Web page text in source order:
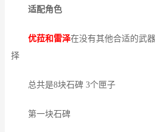
适配角色
优菈和雷泽在没有其他合适的武
择
总共是8块石碑 3个匣子
第一块石碑